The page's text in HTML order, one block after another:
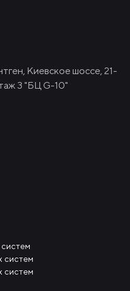
Киевское шоссе, 21-
3 "БЦ G-10"
систем
систем